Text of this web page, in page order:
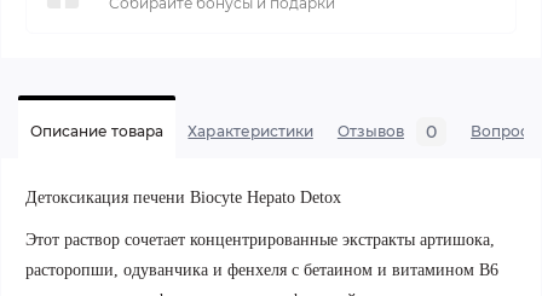
Описание товара Характеристики Отзывов 0 Вопросы
Детоксикация печени Biocyte Hepato Detox
Этот раствор сочетает концентрированные экстракты артишока,
расторопши, одуванчика и фенхеля с бетаином и витамином B6